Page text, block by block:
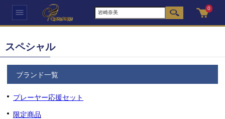
0
スペシャル
ブランド一覧
プレーヤー応援セット
限定商品